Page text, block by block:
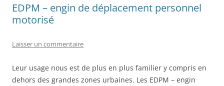
EDPM – engin de déplacement personnel
motorisé
Laisser un commentaire
Leur usage nous est de plus en plus familier y compris en
dehors des grandes zones urbaines. Les EDPM – engin